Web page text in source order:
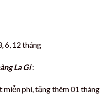
6, 12 tháng
La Gi:
phí, tặng thêm 01 tháng